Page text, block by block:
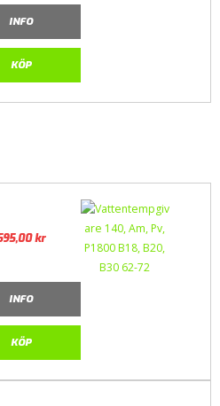
INFO
KÖP
kr
INFO
KÖP